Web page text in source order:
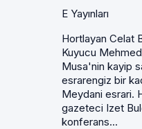
E Yayınları
Hortlayan Celat
Kuyucu
Musa'nin kayip
esrarengiz bir
Meydani esrari.
gazeteci Izet
konferans...